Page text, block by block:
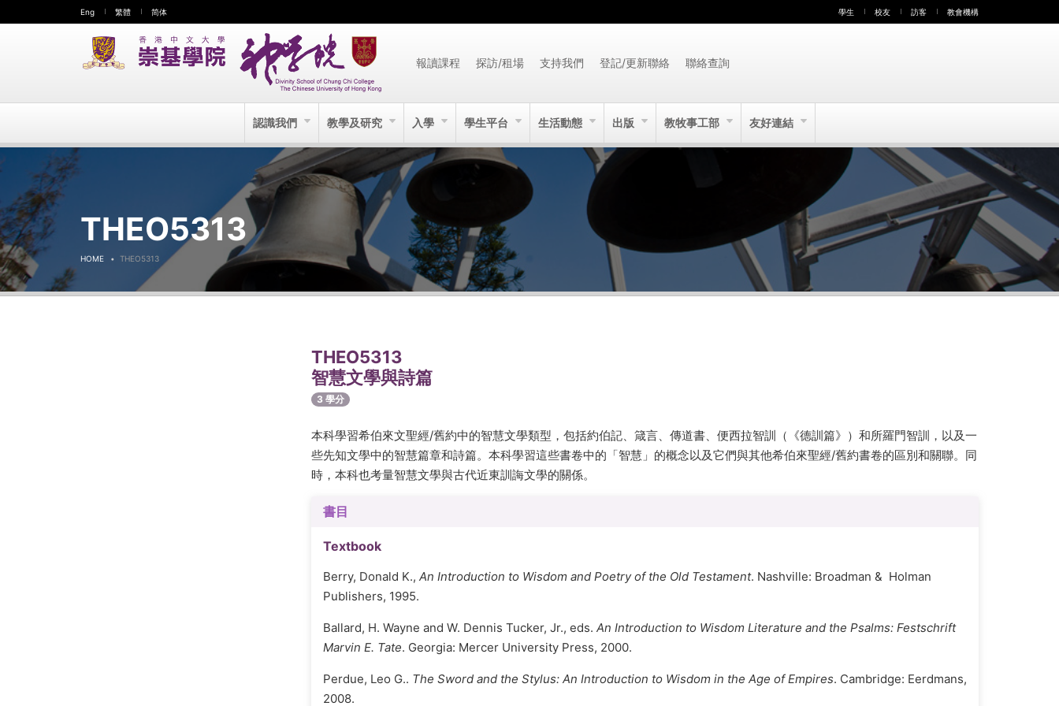
Eng 繁體 简体 學生 校友 訪客 教會機構
報讀課程 探訪/租場 支持我們 登記/更新聯絡 聯絡查詢
認識我們 教學及研究 入學 學生平台 生活動態 出版 教牧事工部 友好連結
THEO5313
HOME THEO5313
THEO5313
智慧文學與詩篇
3 學分
本科學習希伯來文聖經/舊約中的智慧文學類型，包括約伯記、箴言、傳道書、便西拉智訓（《德訓篇》）和所羅門智訓，以及一
些先知文學中的智慧篇章和詩篇。本科學習這些書卷中的「智慧」的概念以及它們與其他希伯來聖經/舊約書卷的區別和關聯。同
時，本科也考量智慧文學與古代近東訓誨文學的關係。
書目
Textbook
Berry, Donald K., An Introduction to Wisdom and Poetry of the Old Testament. Nashville: Broadman & Holman
Publishers, 1995.
Ballard, H. Wayne and W. Dennis Tucker, Jr., eds. An Introduction to Wisdom Literature and the Psalms: Festschrift
Marvin E. Tate. Georgia: Mercer University Press, 2000.
Perdue, Leo G.. The Sword and the Stylus: An Introduction to Wisdom in the Age of Empires. Cambridge: Eerdmans,
2008.